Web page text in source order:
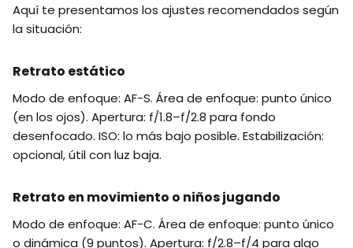
Aquí te presentamos los ajustes recomendados según
la situación:
Retrato estático
Modo de enfoque: AF-S. Área de enfoque: punto único
(en los ojos). Apertura: f/1.8–f/2.8 para fondo
desenfocado. ISO: lo más bajo posible. Estabilización:
opcional, útil con luz baja.
Retrato en movimiento o niños jugando
Modo de enfoque: AF-C. Área de enfoque: punto único
o dinámica (9 puntos). Apertura: f/2.8–f/4 para algo